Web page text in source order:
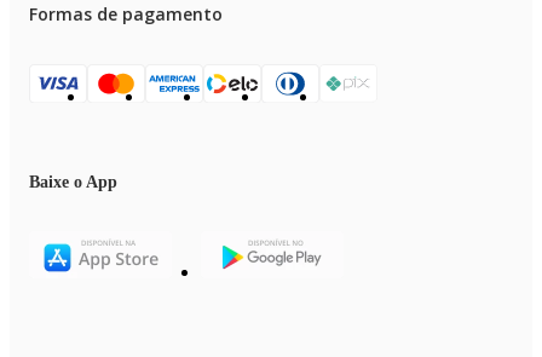
Formas de pagamento
Baixe o App